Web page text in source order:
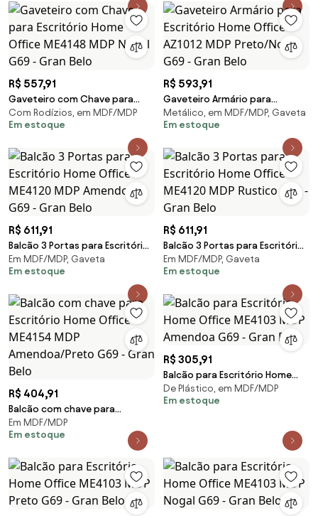
R$ 557,91
Gaveteiro com Chave para
Escritório Home Office ME4148
MDP Nogal G69 - Gran Belo
Com Rodízios, em MDF/MDP
Em estoque
R$ 593,91
Gaveteiro Armário para
Escritório Home Office AZ1012
MDP Preto/Nogal G69 - Gran
Metálico, em MDF/MDP, Gaveta
Em estoque
R$ 611,91
Balcão 3 Portas para Escritório
Home Office ME4120 MDP
Amendoa G69 - Gran Belo
Em MDF/MDP, Gaveta
Em estoque
R$ 611,91
Balcão 3 Portas para Escritório
Home Office ME4120 MDP
Rustico G69 - Gran Belo
Em MDF/MDP, Gaveta
Em estoque
R$ 404,91
Balcão com chave para
Escritório Home Office ME4154
MDP Amendoa/Preto G69 -
Em MDF/MDP
Em estoque
R$ 305,91
Balcão para Escritório Home
Office ME4103 MDP Amendoa
G69 - Gran Belo
De Plástico, em MDF/MDP
Em estoque